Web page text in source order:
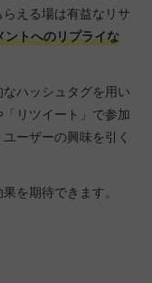
える場は有益なリサ
ントへのリプライな
ハッシュタグを用い
リツイート」で参加
ーザーの興味を引く
を期待できます。